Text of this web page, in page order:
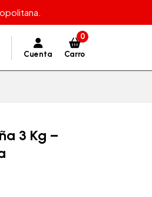
Cuenta
0
Carro
3 Kg –